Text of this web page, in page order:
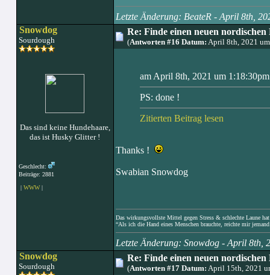
Letzte Änderung: BeateR - April 8th,
Snowdog
Sourdough
Das sind keine Hundehaare,
das ist Husky Glitter !
Geschlecht:
Beiträge: 2881
| WWW|
Re: Finde einen neuen
(Antworten #16 Datum: April 8th, 2021
am April 8th, 2021 um
PS: done !
Zitierten Beitrag lesen
Thanks !
Swabian Snowdog
Das wirkungsvollste Mittel gegen Stress & schlechte Laune
“Als ich die Hand eines Menschen brauchte, reichte mir jemand
Letzte Änderung: Snowdog - April 8th,
Snowdog
Sourdough
Re: Finde einen neuen
(Antworten #17 Datum: April 15th, 2021